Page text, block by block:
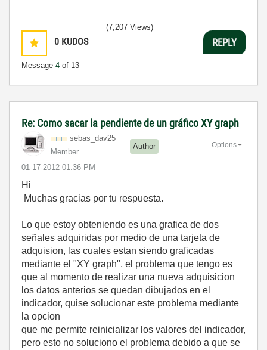
0 KUDOS
Message 4 of 13
(7,207 Views)
REPLY
Re: Como sacar la pendiente de un gráfico XY graph
sebas_dav25
Member
Author
‎01-17-2012 01:36 PM
Options
Hi
Muchas gracias por tu respuesta.
Lo que estoy obteniendo es una grafica de dos
señales adquiridas por medio de una tarjeta de
adquision, las cuales estan siendo graficadas
mediante el "XY graph", el problema que tengo es
que al momento de realizar una nueva adquisicion
los datos anterios se quedan dibujados en el
indicador, quise solucionar este problema mediante
la opcion
que me permite reinicializar los valores del indicador,
pero esto no soluciono el problema debido a que se